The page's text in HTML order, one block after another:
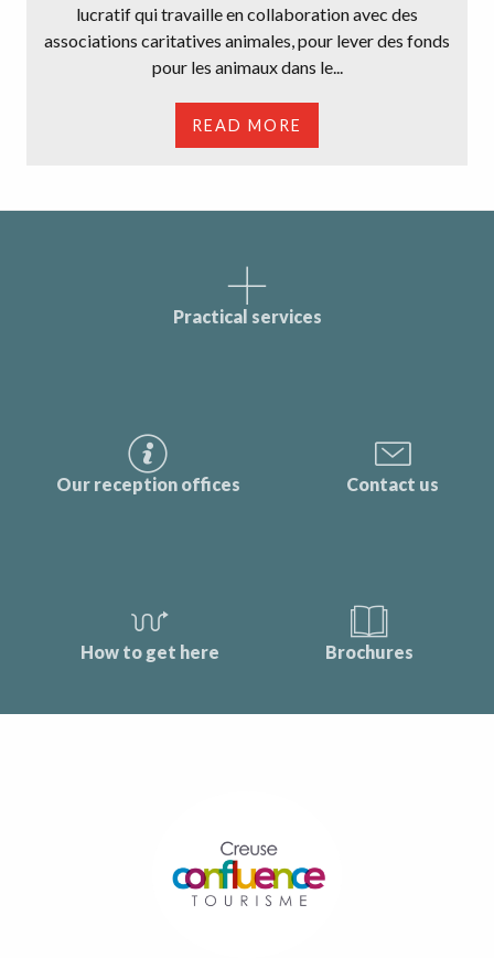
lucratif qui travaille en collaboration avec des
associations caritatives animales, pour lever des fonds
pour les animaux dans le...
READ MORE
Practical services
Our reception offices Contact us
How to get here Brochures